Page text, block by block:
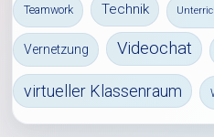
Teamwork Technik
Vernetzung Videochat
virtueller Klassenraum